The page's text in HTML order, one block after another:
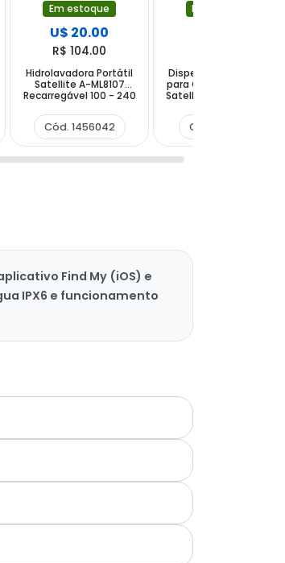
Em estoque
U$ 20.00
R$ 104.00
Hidrolavadora Portátil
Satellite A-ML8107
Recarregável 100 - 240
Cód. 1456042
Em estoque
Dispensador Eléctrico
para Galones de Agua
Satellite A-P23 - Negro
Cód. 1155358
Find My (iOS) e
IPX6 e funcionamento